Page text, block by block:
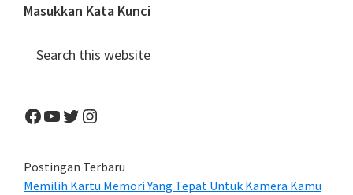
Primary
Sidebar
Masukkan Kata Kunci
this
Facebook
YouTube
Twitter
Instagram
Postingan Terbaru
Memilih Kartu Memori Yang Tepat Untuk Kamera Kamu